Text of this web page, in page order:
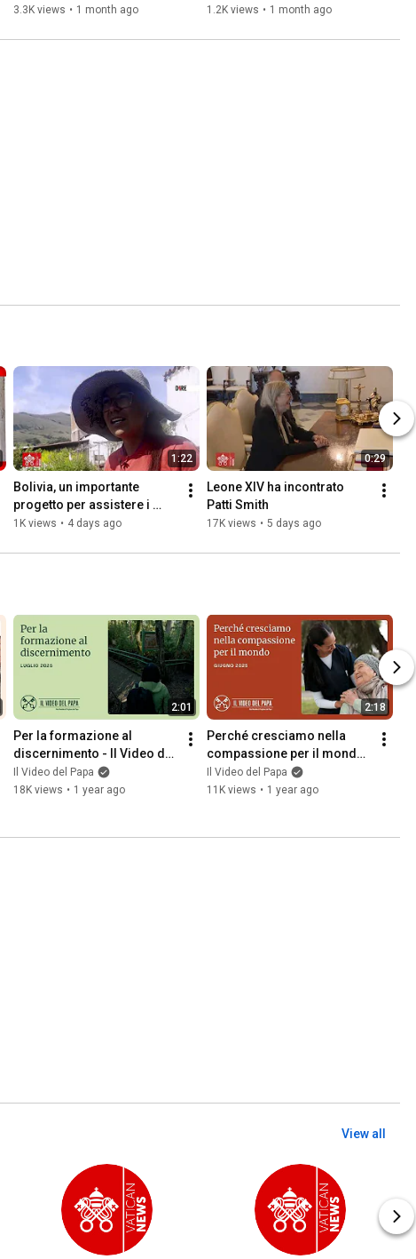
giugno 2026, Papa Leone
3.3K views • 1 month ago
1.2K views • 1 month ago
1:22
Bolivia, un importante
progetto per assistere i
contadini delle Ande
1K views • 4 days ago
0:29
Leone XIV ha incontrato
Patti Smith
17K views • 5 days ago
2:01
Per la formazione al
discernimento - Il Video del
Papa - luglio 2025
Il Video del Papa
18K views • 1 year ago
2:18
Perché cresciamo nella
compassione per il mondo
– Il Video del Papa - giugno
2025
Il Video del Papa
11K views • 1 year ago
View all